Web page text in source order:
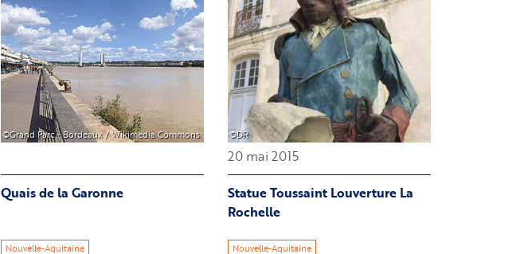
©Grand Parc - Bordeaux / Wikimedia Commons
Quais de la Garonne
Nouvelle-Aquitaine
©DR
20 mai 2015
Statue Toussaint Louverture La
Rochelle
Nouvelle-Aquitaine